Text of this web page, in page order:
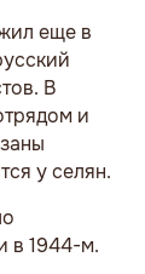
еще в
В
и
у селян.
в 1944-м.